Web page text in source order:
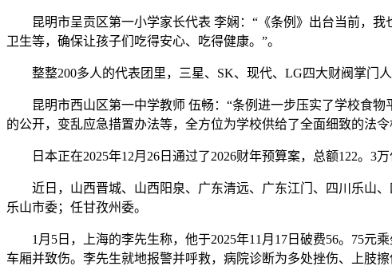
昆明市呈贡区第一小学家长代表 李娴：“《条例》出台当前，我
卫生等，确保让孩子们吃得安心、吃得健康。”。
整整200多人的代表团里，三星、SK、现代、LG四大财阀掌门人
昆明市西山区第一中学教师 伍畅：“条例进一步压实了学校食物
的公开，变乱应急措置办法等，全方位为学校供给了全面细致的法
日本正在2025年12月26日通过了2026财年预算案，总额122。3
近日，山西晋城、山西阳泉、广东清远、广东江门、四川乐山、
乐山市委；任甘孜州委。
1月5日，上海的李先生称，他于2025年11月17日破费56。75元
车厢并致伤。李先生就地报警并呼救，病院诊断为多处挫伤、上肢擦